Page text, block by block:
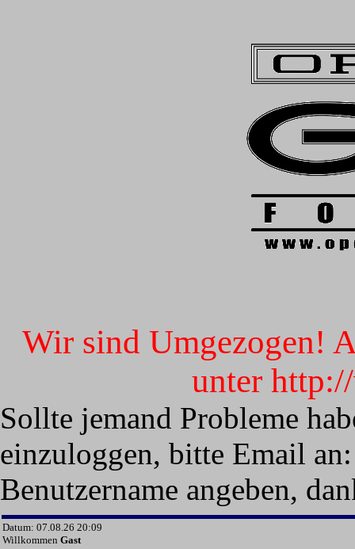
Wir sind Umgezogen!
unter
Sollte jemand Probleme
einzuloggen, bitte Email
Benutzername angeben,
Datum: 07.08.26 20:09
Willkommen Gast